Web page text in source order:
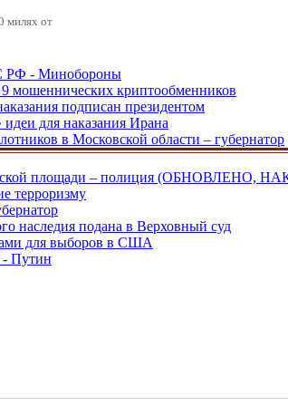
милях от
РФ - Минобороны
мошеннических криптообменников
подписан президентом
для наказания Ирана
в Московской области – губернатор
площади – полиция (ОБНОВЛЕНО,
терроризму
наследия подана в Верховный суд
для выборов в США
- Путин